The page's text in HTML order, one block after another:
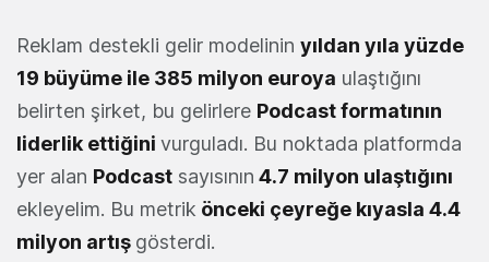
Reklam destekli gelir modelinin yıldan yıla yüzde
19 büyüme ile 385 milyon euroya ulaştığını
belirten şirket, bu gelirlere Podcast formatının
liderlik ettiğini vurguladı. Bu noktada platformda
yer alan Podcast sayısının 4.7 milyon ulaştığını
ekleyelim. Bu metrik önceki çeyreğe kıyasla 4.4
milyon artış gösterdi.